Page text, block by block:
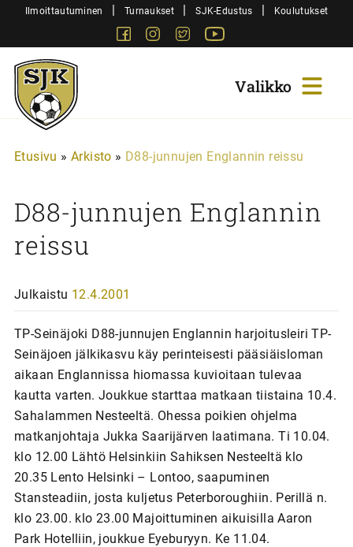
SiirryIlmoittautuminen | Turnaukset | SJK-Edustus | Koulutukset
FacebookInstagram
Twitter
Sjk-
Juniorit
Etusivu » Arkisto » D88-junnujen Englannin reissu
D88-junnujen Englannin
reissu
Julkaistu 12.4.2001
TP-Seinäjoki D88-junnujen Englannin harjoitusleiri TP-
Seinäjoen jälkikasvu käy perinteisesti pääsiäisloman
aikaan Englannissa hiomassa kuvioitaan tulevaa
kautta varten. Joukkue starttaa matkaan tiistaina 10.4.
Sahalammen Nesteeltä. Ohessa poikien ohjelma
matkanjohtaja Jukka Saarijärven laatimana. Ti 10.04.
klo 12.00 Lähtö Helsinkiin Sahiksen Nesteeltä klo
20.35 Lento Helsinki – Lontoo, saapuminen
Stansteadiin, josta kuljetus Peterboroughiin. Perillä n.
klo 23.00. klo 23.00 Majoittuminen aikuisilla Aaron
Park Hotelliin, joukkue Eyeburyyn. Ke 11.04.